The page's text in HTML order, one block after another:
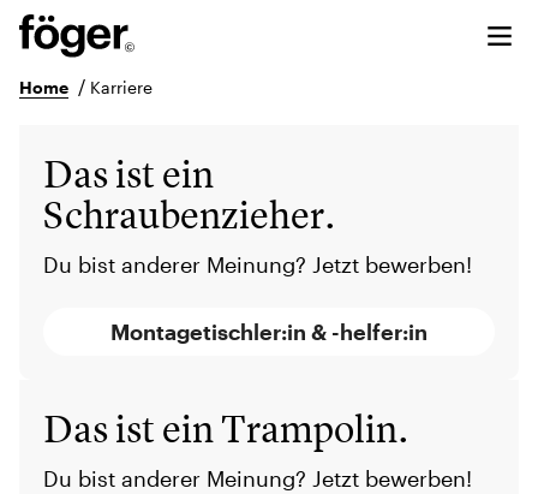
Home / Karriere
Das ist ein
Schraubenzieher.
Du bist anderer Meinung? Jetzt bewerben!
Montagetischler:in & -helfer:in
Das ist ein Trampolin.
Du bist anderer Meinung? Jetzt bewerben!